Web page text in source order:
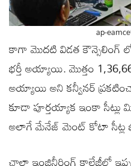
ap-
కాగా మొదటి విడత కౌన్సెలింగ్ లో
భర్తీ అయ్యాయి. మొత్తం 1,36,660
అయ్యాయి అని కన్వీనర్
కూడా పూర్తయ్యాక ఇంకా సీట్లు
అలాగే మేనేజ్ మెంట్ కోటా సీట్ల